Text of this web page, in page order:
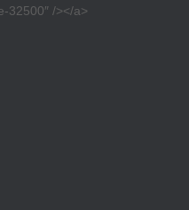
32500″ /></a>